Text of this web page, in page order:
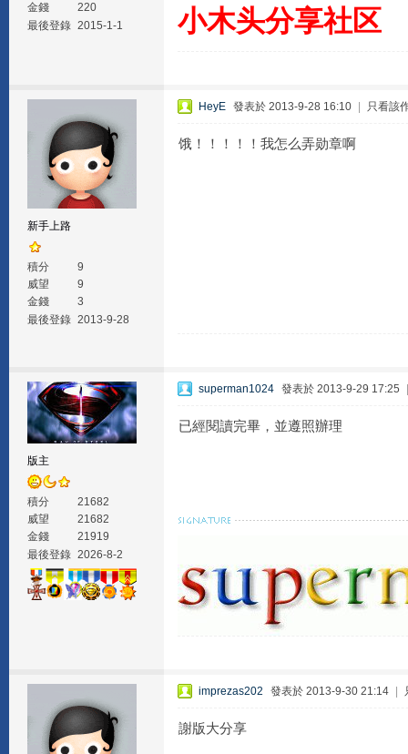
金錢
220
最後登錄 2015-1-1 小木头分享社区
新手上路
積分
9
威望
9
金錢
3
最後登錄 2013-9-28
HeyE 發表於 2013-9-28 16:10 只看該
饿！！！！！我怎么弄勋章啊
版主
積分
21682
威望
21682
金錢
21919
最後登錄 2026-8-2
superman1024 發表於 2013-9-29 17:25
已經閱讀完畢，並遵照辦理
imprezas202 發表於 2013-9-30 21:14
謝版大分享